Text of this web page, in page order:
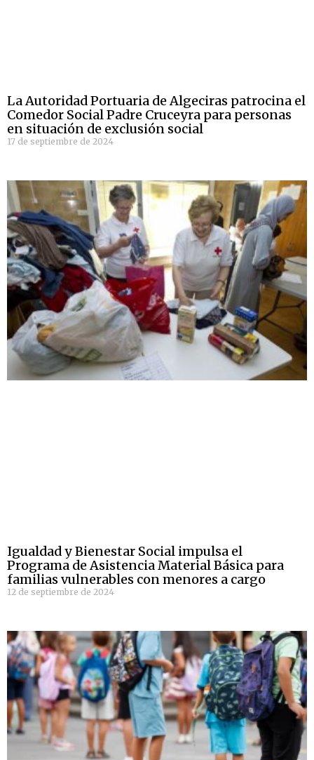
La Autoridad Portuaria de Algeciras patrocina el
Comedor Social Padre Cruceyra para personas
en situación de exclusión social
17 de septiembre de 2024
Igualdad y Bienestar Social impulsa el
Programa de Asistencia Material Básica para
familias vulnerables con menores a cargo
12 de septiembre de 2024